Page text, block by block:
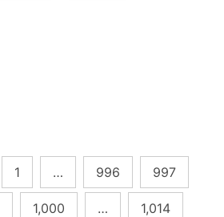
1 … 996 997
1,000 … 1,014